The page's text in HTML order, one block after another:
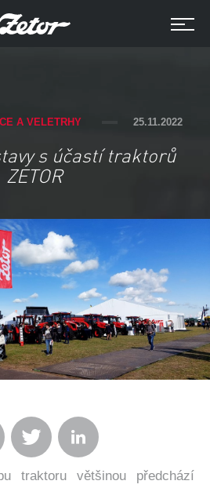
A VELETRHY 25.11.2022
s účastí traktorů
ZETOR
traktoru většinou předchází